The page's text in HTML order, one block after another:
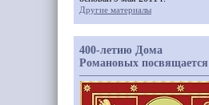
Другие материалы
400-летию Дома
Романовых посвящается